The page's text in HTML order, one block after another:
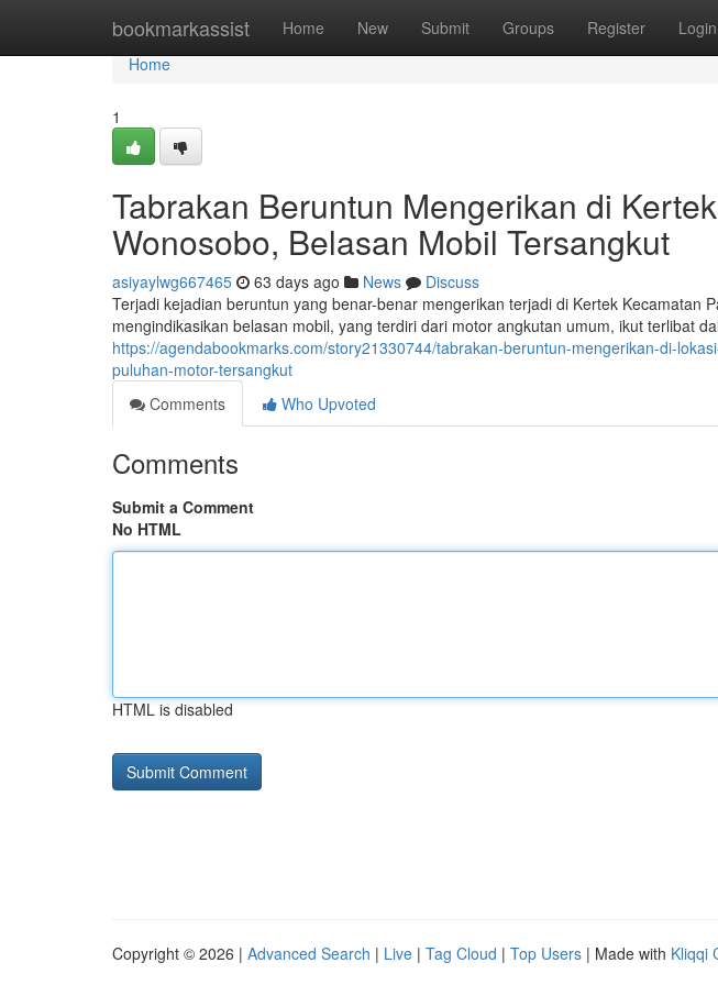
bookmarkassist Home New Submit Groups Register Login
Home
Home
1
Tabrakan Beruntun Mengerikan di
Wonosobo, Belasan Mobil Tersangkut
asiyaylwg667465 63 days ago News
Discuss
Terjadi kejadian beruntun yang benar-benar mengerikan terjadi di Kertek Kecamatan
mengindikasikan belasan mobil, yang terdiri dari motor angkutan umum, ikut terlibat
https://agendabookmarks.com/story21330744/tabrakan-beruntun-mengerikan-di-
puluhan-motor-tersangkut
Comments
Who Upvoted
Comments
Submit a Comment
No HTML
HTML is disabled
Copyright © 2026 | Advanced Search | Live | Tag Cloud | Top Users | Made with Kliqqi